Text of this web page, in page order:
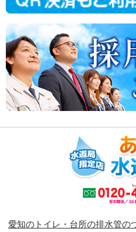
愛知のトイレ・台所の排水管の